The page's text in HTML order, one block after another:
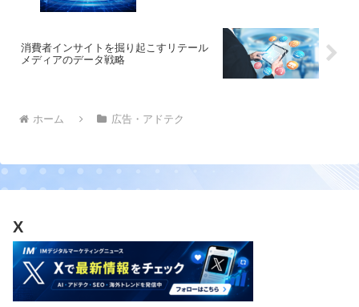
消費者インサイトを掘り起こすリテール
メディアのデータ戦略
ホーム 広告・アドテク
X